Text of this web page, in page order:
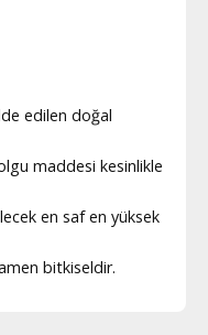
edilen doğal
maddesi kesinlikle
en saf en yüksek
bitkiseldir.